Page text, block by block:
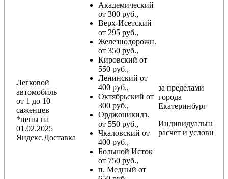
Легковой
автомобиль
от 1 до 10
саженцев
*цены на
01.02.2025
Яндекс.Доставка
Академический
от 300 руб.,
Верх-Исетский
от 295 руб.,
Железнодорожн.
от 350 руб.,
Кировский от
550 руб.,
Ленинский от
400 руб.,
Октябрьский от
300 руб.,
Орджоникидз.
от 550 руб.,
Чкаловский от
400 руб.,
Большой Исток
от 750 руб.,
п. Медный от
за пределами
города
Екатеринбург
Индивидуальный
расчет и условия